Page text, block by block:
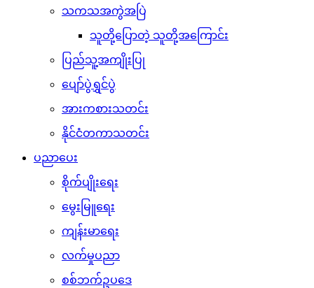
သကသအကွဲအပြဲ
သူတို့ပြောတဲ့ သူတို့အကြောင်း
ပြည်သူ့အကျိုးပြု
ပျော်ပွဲရွှင်ပွဲ
အားကစားသတင်း
နိုင်ငံတကာသတင်း
ပညာပေး
စိုက်ပျိုးရေး
မွေးမြူရေး
ကျန်းမာရေး
လက်မှုပညာ
စစ်ဘက်ဥပဒေ